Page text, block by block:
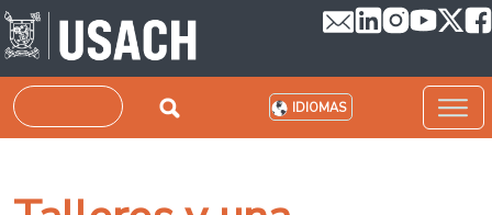
Pasar al contenido principal
Buscar IDIOMAS